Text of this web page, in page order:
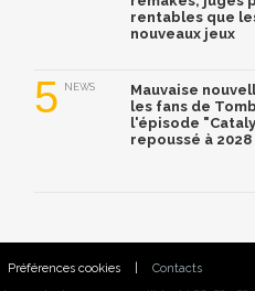
rentables que
nouveaux jeux
5 NEWS
Mauvaise
les fans de
l'épisode
repoussé à 2028
Préférences cookies Contacts